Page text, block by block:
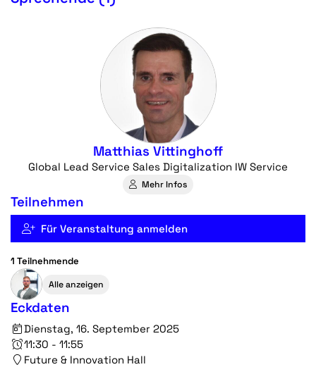
Matthias Vittinghoff
Global Lead Service Sales Digitalization IW Service
Mehr Infos
Teilnehmen
Für Veranstaltung anmelden
1 Teilnehmende
Alle anzeigen
Eckdaten
Dienstag, 16. September 2025
11:30 - 11:55
Future & Innovation Hall